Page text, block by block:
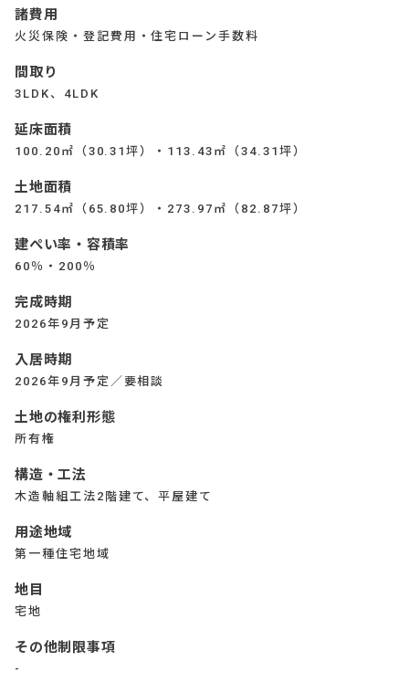
諸費用
火災保険・登記費用・住宅ローン手数料
間取り
3LDK、4LDK
延床面積
100.20㎡（30.31坪）・113.43㎡（34.31坪）
土地面積
217.54㎡（65.80坪）・273.97㎡（82.87坪）
建ぺい率・容積率
60％・200％
完成時期
2026年9月予定
入居時期
2026年9月予定／要相談
土地の権利形態
所有権
構造・工法
木造軸組工法2階建て、平屋建て
用途地域
第一種住宅地域
地目
宅地
その他制限事項
-